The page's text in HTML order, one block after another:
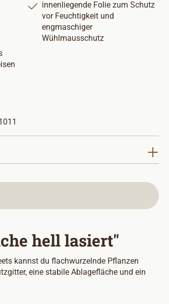
innenliegende Folie zum Schutz
vor Feuchtigkeit und
engmaschiger
Wühlmausschutz
hell lasiert"
kannst du flachwurzelnde Pflanzen
eine stabile Ablagefläche und ein